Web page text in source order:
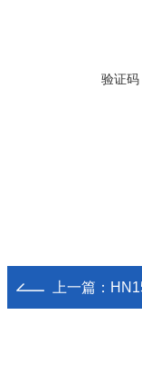
验证码
上一篇：